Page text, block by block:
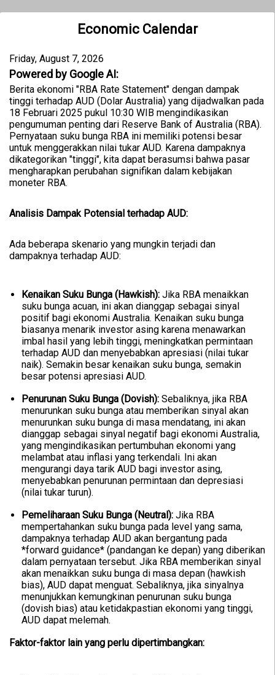
Economic Calendar
Friday, August 7, 2026
Powered by Google AI:
Berita ekonomi "RBA Rate Statement" dengan dampak
tinggi terhadap AUD (Dolar Australia) yang dijadwalkan pada
18 Februari 2025 pukul 10:30 WIB mengindikasikan
pengumuman penting dari Reserve Bank of Australia (RBA).
Pernyataan suku bunga RBA ini memiliki potensi besar
untuk menggerakkan nilai tukar AUD. Karena dampaknya
dikategorikan "tinggi", kita dapat berasumsi bahwa pasar
mengharapkan perubahan signifikan dalam kebijakan
moneter RBA.
Analisis Dampak Potensial terhadap AUD:
Ada beberapa skenario yang mungkin terjadi dan
dampaknya terhadap AUD:
Kenaikan Suku Bunga (Hawkish): Jika RBA menaikkan
suku bunga acuan, ini akan dianggap sebagai sinyal
positif bagi ekonomi Australia. Kenaikan suku bunga
biasanya menarik investor asing karena menawarkan
imbal hasil yang lebih tinggi, meningkatkan permintaan
terhadap AUD dan menyebabkan apresiasi (nilai tukar
naik). Semakin besar kenaikan suku bunga, semakin
besar potensi apresiasi AUD.
Penurunan Suku Bunga (Dovish): Sebaliknya, jika RBA
menurunkan suku bunga atau memberikan sinyal akan
menurunkan suku bunga di masa mendatang, ini akan
dianggap sebagai sinyal negatif bagi ekonomi Australia,
yang mengindikasikan pertumbuhan ekonomi yang
melambat atau inflasi yang terkendali. Ini akan
mengurangi daya tarik AUD bagi investor asing,
menyebabkan penurunan permintaan dan depresiasi
(nilai tukar turun).
Pemeliharaan Suku Bunga (Neutral): Jika RBA
mempertahankan suku bunga pada level yang sama,
dampaknya terhadap AUD akan bergantung pada
*forward guidance* (pandangan ke depan) yang diberikan
dalam pernyataan tersebut. Jika RBA memberikan sinyal
akan menaikkan suku bunga di masa depan (hawkish
bias), AUD dapat menguat. Sebaliknya, jika sinyalnya
menunjukkan kemungkinan penurunan suku bunga
(dovish bias) atau ketidakpastian ekonomi yang tinggi,
AUD dapat melemah.
Faktor-faktor lain yang perlu dipertimbangkan: